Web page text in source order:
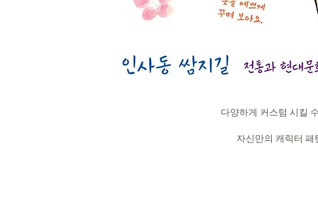
다양하게 커스텀 시킬
자신만의 캐릭터